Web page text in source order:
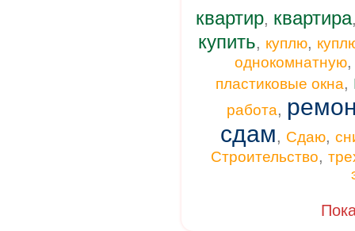
квартир, квартира
купить, куплю,
однокомнатную
пластиковые окна,
работа,
сдам, Сдаю,
Строительство,